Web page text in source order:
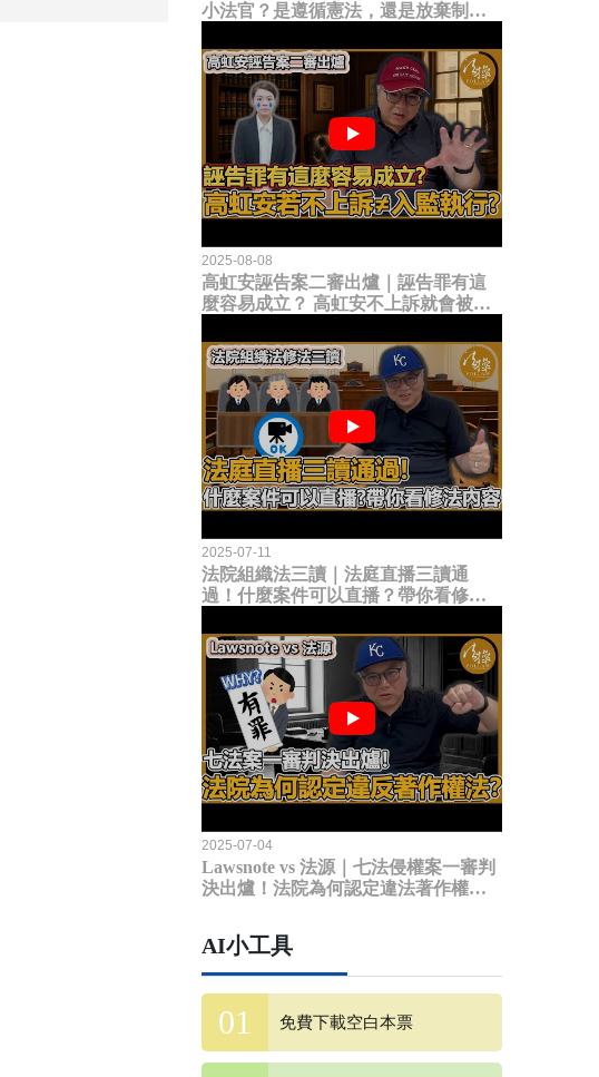
小法官？是遵循憲法，還是放棄制衡
2025-08-08
高虹安誣告案二審出爐｜誣告罪有這
麼容易成立？ 高虹安不上訴就會被
2025-07-11
法院組織法三讀｜法庭直播三讀通
過！什麼案件可以直播？帶你看修法
2025-07-04
Lawsnote vs 法源｜七法侵權案一審判
決出爐！法院為何認定違法著作權
AI小工具
免費下載空白本票